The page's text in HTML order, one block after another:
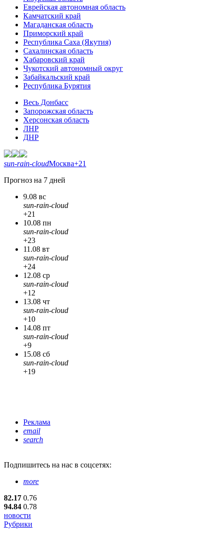
Еврейская автономная область
Камчатский край
Магаданская область
Приморский край
Республика Саха (Якутия)
Сахалинская область
Хабаровский край
Чукотский автономный округ
Забайкальский край
Республика Бурятия
Весь Донбасс
Запорожская область
Херсонская область
ЛНР
ДНР
sun-rain-cloudМосква+21
Прогноз на 7 дней
9.08 вс
sun-rain-cloud
+21
10.08 пн
sun-rain-cloud
+23
11.08 вт
sun-rain-cloud
+24
12.08 ср
sun-rain-cloud
+12
13.08 чт
sun-rain-cloud
+10
14.08 пт
sun-rain-cloud
+9
15.08 сб
sun-rain-cloud
+19
Реклама
email
search
Подпишитесь на нас в соцсетях:
more
82.17 0.76
94.84 0.78
новости
Рубрики